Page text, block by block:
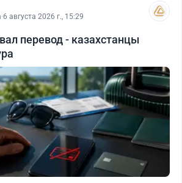
·6 августа 2026 г., 15:29
перевод - казахстанцы